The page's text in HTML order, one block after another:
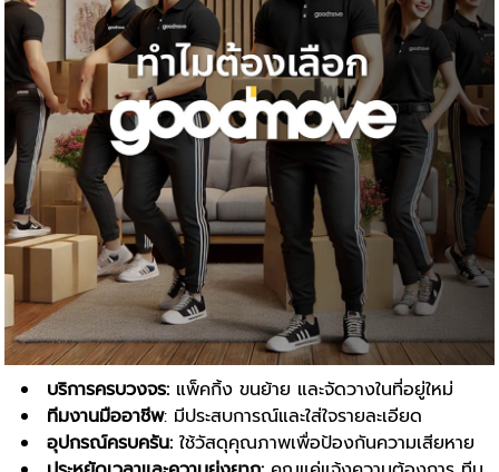
บริการครบวงจร: แพ็คกิ้ง ขนย้าย และจัดวางในที่อยู่ใหม่
ทีมงานมืออาชีพ: มีประสบการณ์และใส่ใจรายละเอียด
อุปกรณ์ครบครัน: ใช้วัสดุคุณภาพเพื่อป้องกันความเสียหาย